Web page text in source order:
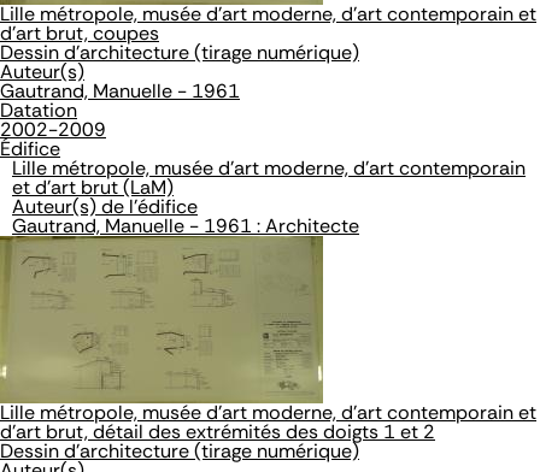
Lille métropole, musée d'art moderne, d'art contemporain et
d'art brut, coupes
Dessin d'architecture (tirage numérique)
Auteur(s)
Gautrand, Manuelle - 1961
Datation
2002-2009
Édifice
Lille métropole, musée d'art moderne, d'art contemporain
et d'art brut (LaM)
Auteur(s) de l'édifice
Gautrand, Manuelle - 1961 : Architecte
Lille métropole, musée d'art moderne, d'art contemporain et
d'art brut, détail des extrémités des doigts 1 et 2
Dessin d'architecture (tirage numérique)